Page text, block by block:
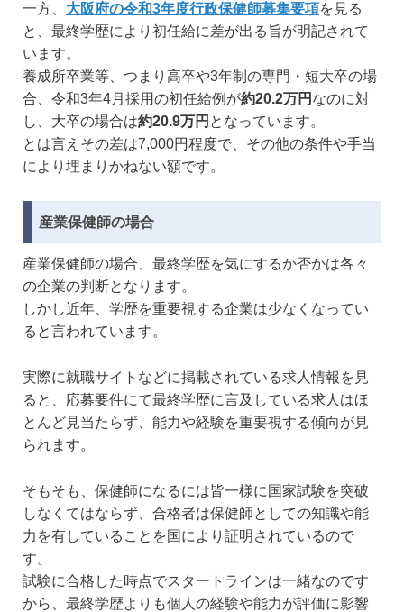
一方、 大阪府の令和3年度行政保健師募集要項を見る
と、最終学歴により初任給に差が出る旨が明記されて
います。
養成所卒業等、つまり高卒や3年制の専門・短大卒の場
合、令和3年4月採用の初任給例が約20.2万円 なのに対
し、大卒の場合は約20.9万円 となっています。
とは言えその差は7,000円程度で、その他の条件や手当
により埋まりかねない額です。
産業保健師の場合
産業保健師の場合、最終学歴を気にするか否かは各々
の企業の判断となります。
しかし近年、学歴を重要視する企業は少なくなってい
ると言われています。
実際に就職サイトなどに掲載されている求人情報を見
ると、応募要件にて最終学歴に言及している求人はほ
とんど見当たらず、能力や経験を重要視する傾向が見
られます。
そもそも、保健師になるには皆一様に国家試験を突破
しなくてはならず、合格者は保健師としての知識や能
力を有していることを国により証明されているので
す。
試験に合格した時点でスタートラインは一緒なのです
から、最終学歴よりも個人の経験や能力が評価に影響